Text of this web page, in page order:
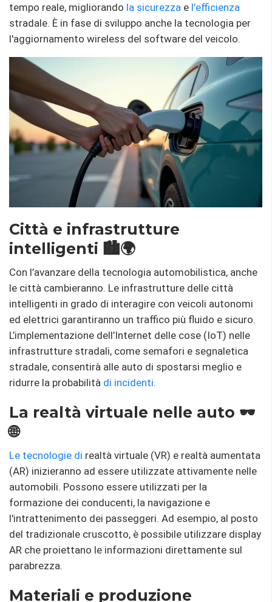
tempo reale, migliorando la sicurezza e l’efficienza
stradale. È in fase di sviluppo anche la tecnologia per
l'aggiornamento wireless del software del veicolo.
Città e infrastrutture
intelligenti 🏙️🌍
Con l’avanzare della tecnologia automobilistica, anche
le città cambieranno. Le infrastrutture delle città
intelligenti in grado di interagire con veicoli autonomi
ed elettrici garantiranno un traffico più fluido e sicuro.
L’implementazione dell’Internet delle cose (IoT) nelle
infrastrutture stradali, come semafori e segnaletica
stradale, consentirà alle auto di spostarsi meglio e
ridurre la probabilità di incidenti.
La realtà virtuale nelle auto 🕶️
🌐
Le tecnologie di realtà virtuale (VR) e realtà aumentata
(AR) inizieranno ad essere utilizzate attivamente nelle
automobili. Possono essere utilizzati per la
formazione dei conducenti, la navigazione e
l'intrattenimento dei passeggeri. Ad esempio, al posto
del tradizionale cruscotto, è possibile utilizzare display
AR che proiettano le informazioni direttamente sul
parabrezza.
Materiali e produzione